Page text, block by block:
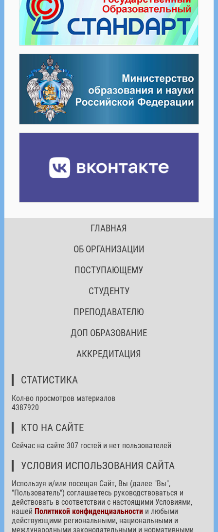
ГЛАВНАЯ
ОБ ОРГАНИЗАЦИИ
ПОСТУПАЮЩЕМУ
СТУДЕНТУ
ПРЕПОДАВАТЕЛЮ
ДОП ОБРАЗОВАНИЕ
АККРЕДИТАЦИЯ
СТАТИСТИКА
Кол-во просмотров материалов
4387920
КТО НА САЙТЕ
Сейчас на сайте 307 гостей и нет пользователей
УСЛОВИЯ ИСПОЛЬЗОВАНИЯ САЙТА
Используя и/или посещая Сайт, Вы (далее "Вы",
"Пользователь") соглашаетесь руководствоваться и
действовать в соответствии с настоящими Условиями,
нашей Политикой конфиденциальностии любыми
действующими региональными, национальными и
международными законодательными и нормативными